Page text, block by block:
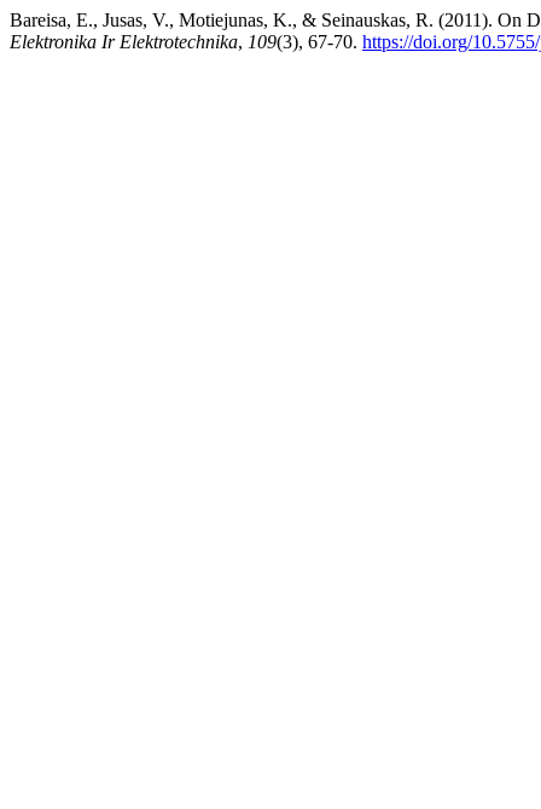
Bareisa, E., Jusas, V., Motiejunas, K., & Seinauskas, R. (2011). On
Elektronika Ir Elektrotechnika, 109(3), 67-70. https://doi.org/